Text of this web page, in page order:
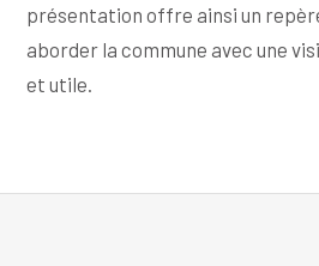
présentation offre ainsi un
aborder la commune avec une
et utile.